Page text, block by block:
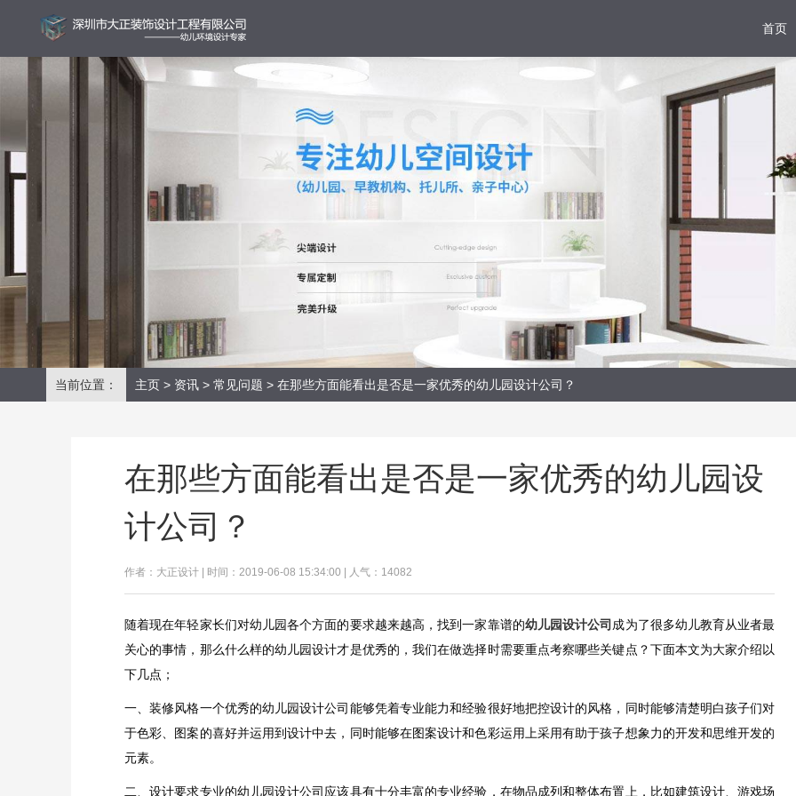
首页
当前位置： 主页 > 资讯 > 常见问题 > 在那些方面能看出是否是一家优秀的幼儿园设计公司？
在那些方面能看出是否是一家优秀的幼儿园设
计公司？
作者：大正设计 | 时间：2019-06-08 15:34:00 | 人气：14082
随着现在年轻家长们对幼儿园各个方面的要求越来越高，找到一家靠谱的幼儿园设计公司 成为了很多幼儿教育从业者最
关心的事情，那么什么样的幼儿园设计才是优秀的，我们在做选择时需要重点考察哪些关键点？下面本文为大家介绍以
下几点；
一、装修风格一个优秀的幼儿园设计公司能够凭着专业能力和经验很好地把控设计的风格，同时能够清楚明白孩子们对
于色彩、图案的喜好并运用到设计中去，同时能够在图案设计和色彩运用上采用有助于孩子想象力的开发和思维开发的
元素。
二、设计要求专业的幼儿园设计公司应该具有十分丰富的专业经验，在物品成列和整体布置上，比如建筑设计、游戏场